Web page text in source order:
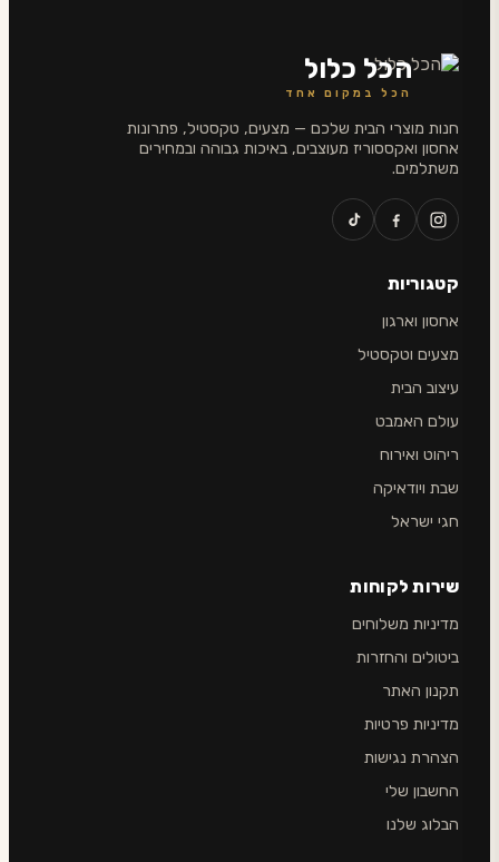
הכל כלול
הכל במקום אחד
חנות מוצרי הבית שלכם — מצעים, טקסטיל, פתרונות
אחסון ואקססוריז מעוצבים, באיכות גבוהה ובמחירים
משתלמים.
קטגוריות
אחסון וארגון
מצעים וטקסטיל
עיצוב הבית
עולם האמבט
ריהוט ואירוח
שבת ויודאיקה
חגי ישראל
שירות לקוחות
מדיניות משלוחים
ביטולים והחזרות
תקנון האתר
מדיניות פרטיות
הצהרת נגישות
החשבון שלי
הבלוג שלנו